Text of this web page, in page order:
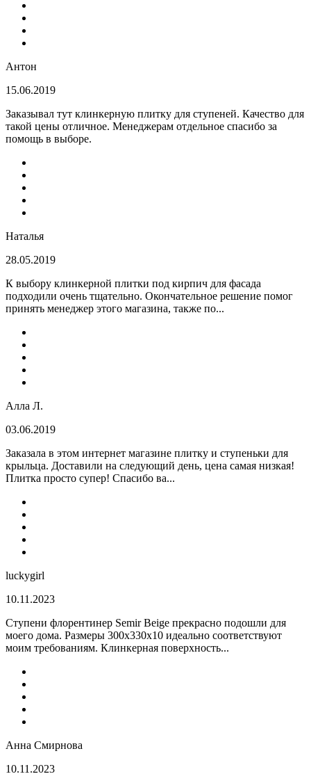
Антон
15.06.2019
Заказывал тут клинкерную плитку для ступеней. Качество для
такой цены отличное. Менеджерам отдельное спасибо за
помощь в выборе.
Наталья
28.05.2019
К выбору клинкерной плитки под кирпич для фасада
подходили очень тщательно. Окончательное решение помог
принять менеджер этого магазина, также по...
Алла Л.
03.06.2019
Заказала в этом интернет магазине плитку и ступеньки для
крыльца. Доставили на следующий день, цена самая низкая!
Плитка просто супер! Спасибо ва...
luckygirl
10.11.2023
Ступени флорентинер Semir Beige прекрасно подошли для
моего дома. Размеры 300х330х10 идеально соответствуют
моим требованиям. Клинкерная поверхность...
Анна Смирнова
10.11.2023